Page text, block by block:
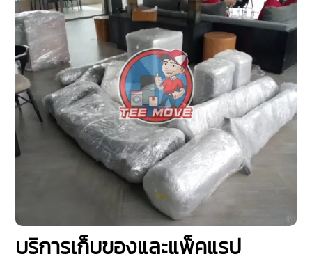
บริการเก็บของและแพ็คแรป